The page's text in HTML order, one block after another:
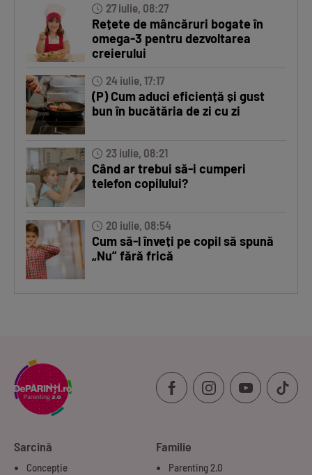
27 iulie, 08:27
Rețete de mâncăruri bogate în
omega-3 pentru dezvoltarea
creierului
24 iulie, 17:17
(P) Cum aduci eficiență și gust
bun în bucătăria de zi cu zi
23 iulie, 08:21
Când ar trebui să-i cumperi
telefon copilului?
20 iulie, 08:54
Cum să-l înveți pe copil să spună
„Nu” fără frică
Sarcină
Concepție
Familie
Parenting 2.0